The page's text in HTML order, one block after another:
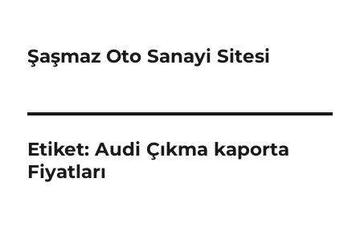
Şaşmaz Oto Sanayi Sitesi
Etiket:Audi Çıkma kaporta
Fiyatları